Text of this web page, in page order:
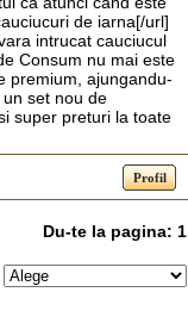
de iarna[/url]
intrucat cauciucul
Consum nu mai este
premium, ajungandu-
set nou de
super preturi la toate
Du-te la pagina: 1